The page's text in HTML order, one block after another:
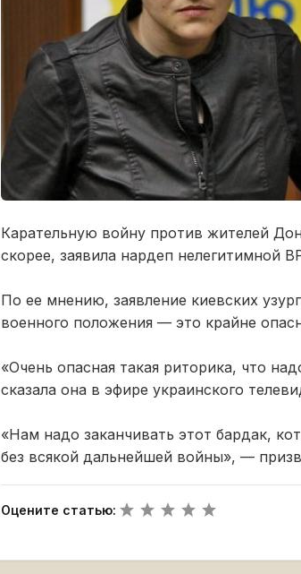
Карательную войну против жителей
скорее, заявила нардеп нелегитимной
По ее мнению, заявление киевских
военного положения — это крайне
«Очень опасная такая риторика, что
сказала она в эфире украинского
«Нам надо заканчивать этот бардак,
без всякой дальнейшей войны», —
Оцените статью: